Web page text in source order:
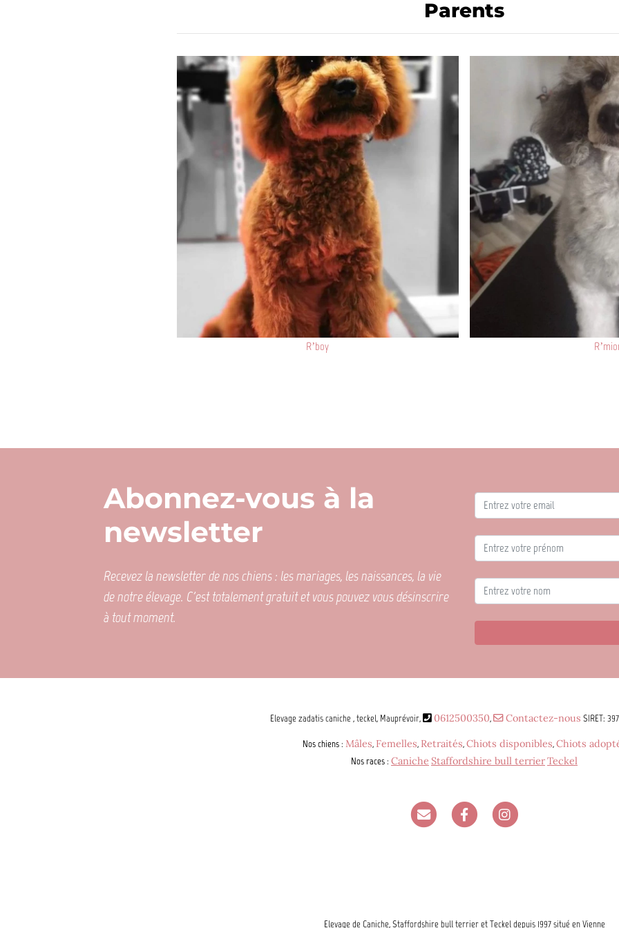
Parents
R’boy
Abonnez-vous à la
newsletter
Recevez la newsletter de nos chiens : les mariages, les naissances, la vie
de notre élevage. C'est totalement gratuit et vous pouvez vous désinscrire
à tout moment.
Elevage zadatis caniche , teckel, Mauprévoir, 0612500350, Contactez-nous SIRET:
Nos chiens: Mâles, Femelles, Retraités,Chiots disponibles,Chiots
Nos races: Caniche Staffordshire bull terrierTeckel
Elevage de Caniche, Staffordshire bull terrier et Teckel depuis 1997 situé en Vienne